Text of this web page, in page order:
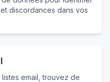
discordances dans vos
email, trouvez de